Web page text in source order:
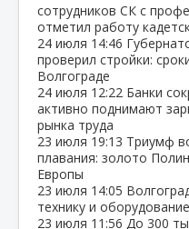
сотрудников СК с
отметил работу
24 июля 14:46
проверил стройки:
Волгограде
24 июля 12:22 Банки
активно поднимают
рынка труда
23 июля 19:13 Триумф
плавания: золото
Европы
23 июля 14:05
технику и
23 июля 11:56 До 300